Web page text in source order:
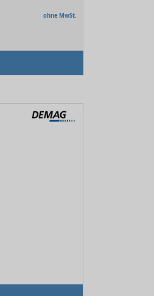
ohne MwSt.